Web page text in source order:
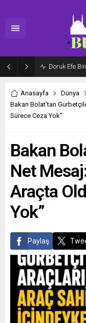
Anasayfa
Dünya
Bakan Bolat’tan
Sürece Ceza Yok”
Bakan
Net
Araçta
Yok”
Paylaş